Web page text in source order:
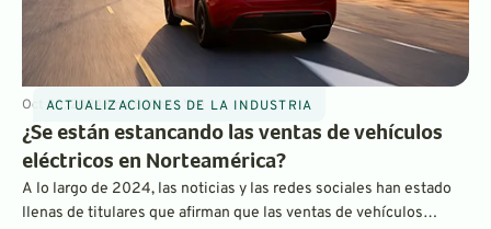
ACTUALIZACIONES DE LA INDUSTRIA
Oct 30, 20248minByChad Yee
¿Se están estancando las ventas de vehículos
eléctricos en Norteamérica?
A lo largo de 2024, las noticias y las redes sociales han estado
llenas de titulares que afirman que las ventas de vehículos